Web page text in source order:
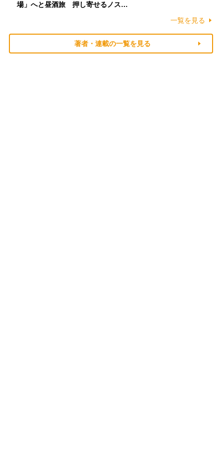
場」へと昼酒旅 押し寄せるノス…
一覧を見る
著者・連載の一覧を見る